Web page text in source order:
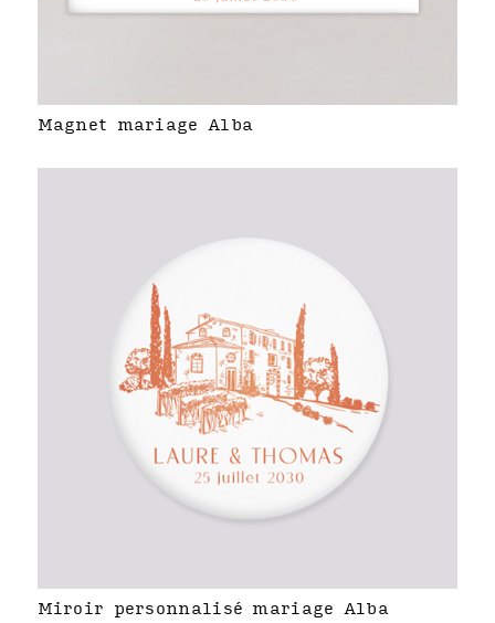
Magnet mariage Alba
Miroir personnalisé mariage Alba